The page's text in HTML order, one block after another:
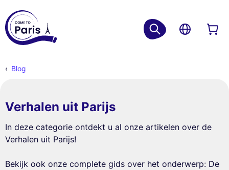
Blog
Verhalen uit Parijs
In deze categorie ontdekt u al onze artikelen over de
Verhalen uit Parijs!
Bekijk ook onze complete gids over het onderwerp: De